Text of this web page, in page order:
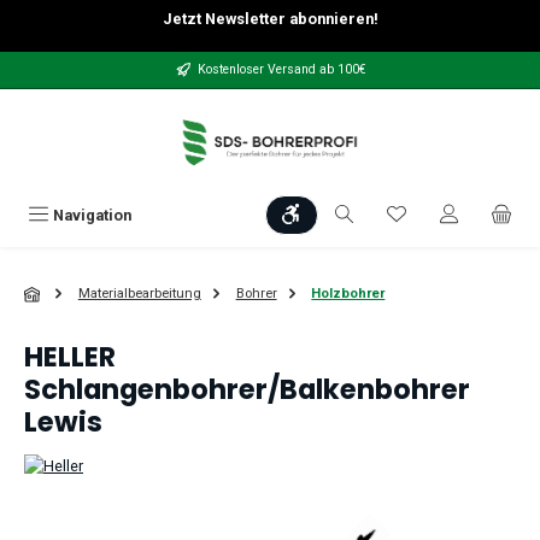
Zum Hauptinhalt springenJetzt Newsletter abonnieren!
Kostenloser Versand ab 100€
Navigation Werkzeugleiste anzeigen
Du hast 0
Materialbearbeitung Bohrer Holzbohrer
HELLER
Schlangenbohrer/Balkenbohrer
Lewis